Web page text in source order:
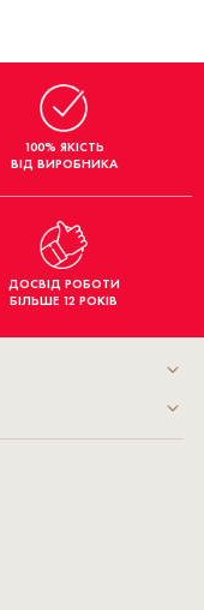
100% ЯКІСТЬ
ВІД ВИРОБНИКА
ДОСВІД РОБОТИ
БІЛЬШЕ 12 РОКІВ